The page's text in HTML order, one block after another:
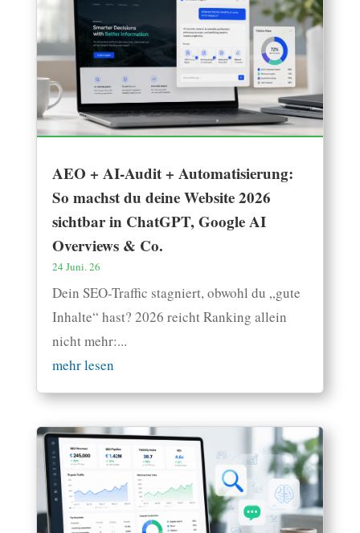
AEO + AI-Audit + Automatisierung:
So machst du deine Website 2026
sichtbar in ChatGPT, Google AI
Overviews & Co.
24 Juni. 26
Dein SEO-Traffic stagniert, obwohl du „gute
Inhalte“ hast? 2026 reicht Ranking allein
nicht mehr:...
mehr lesen